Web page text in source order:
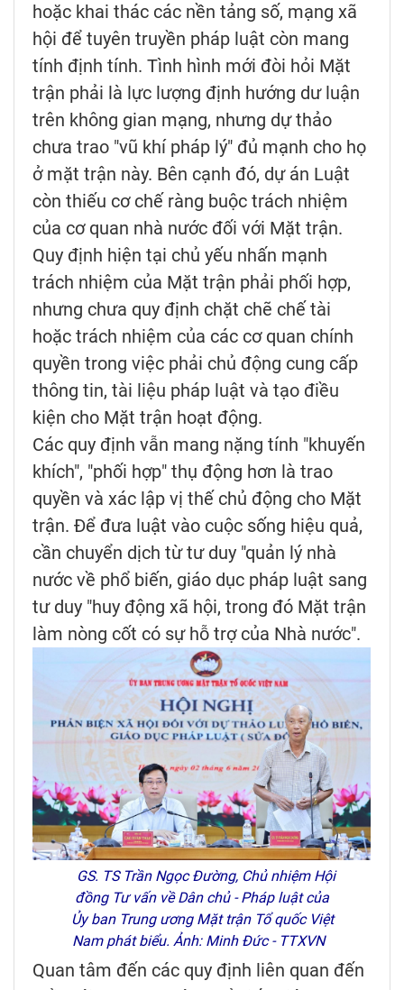
hoặc khai thác các nền tảng số, mạng xã
hội để tuyên truyền pháp luật còn mang
tính định tính. Tình hình mới đòi hỏi Mặt
trận phải là lực lượng định hướng dư luận
trên không gian mạng, nhưng dự thảo
chưa trao "vũ khí pháp lý" đủ mạnh cho họ
ở mặt trận này. Bên cạnh đó, dự án Luật
còn thiếu cơ chế ràng buộc trách nhiệm
của cơ quan nhà nước đối với Mặt trận.
Quy định hiện tại chủ yếu nhấn mạnh
trách nhiệm của Mặt trận phải phối hợp,
nhưng chưa quy định chặt chẽ chế tài
hoặc trách nhiệm của các cơ quan chính
quyền trong việc phải chủ động cung cấp
thông tin, tài liệu pháp luật và tạo điều
kiện cho Mặt trận hoạt động.
Các quy định vẫn mang nặng tính "khuyến
khích", "phối hợp" thụ động hơn là trao
quyền và xác lập vị thế chủ động cho Mặt
trận. Để đưa luật vào cuộc sống hiệu quả,
cần chuyển dịch từ tư duy "quản lý nhà
nước về phổ biến, giáo dục pháp luật sang
tư duy "huy động xã hội, trong đó Mặt trận
làm nòng cốt có sự hỗ trợ của Nhà nước".
GS. TS Trần Ngọc Đường, Chủ nhiệm Hội
đồng Tư vấn về Dân chủ - Pháp luật của
Ủy ban Trung ương Mặt trận Tổ quốc Việt
Nam phát biểu. Ảnh: Minh Đức - TTXVN
Quan tâm đến các quy định liên quan đến